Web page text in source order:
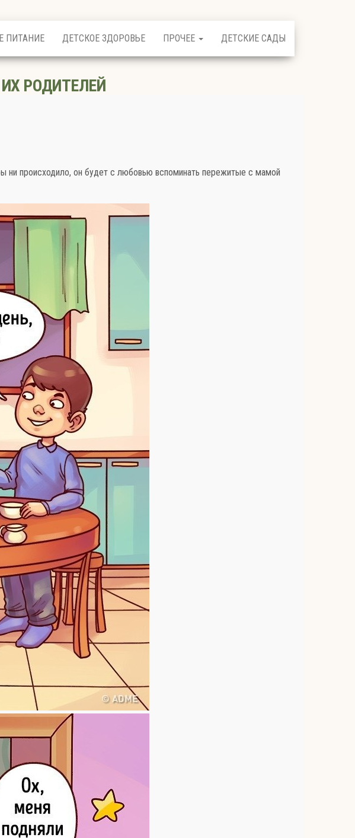
ПИТАНИЕ ДЕТСКОЕ ЗДОРОВЬЕ ПРОЧЕЕ ДЕТСКИЕ САДЫ
РОДИТЕЛЕЙ
происходило, он будет с любовью вспоминать пережитые с мамой